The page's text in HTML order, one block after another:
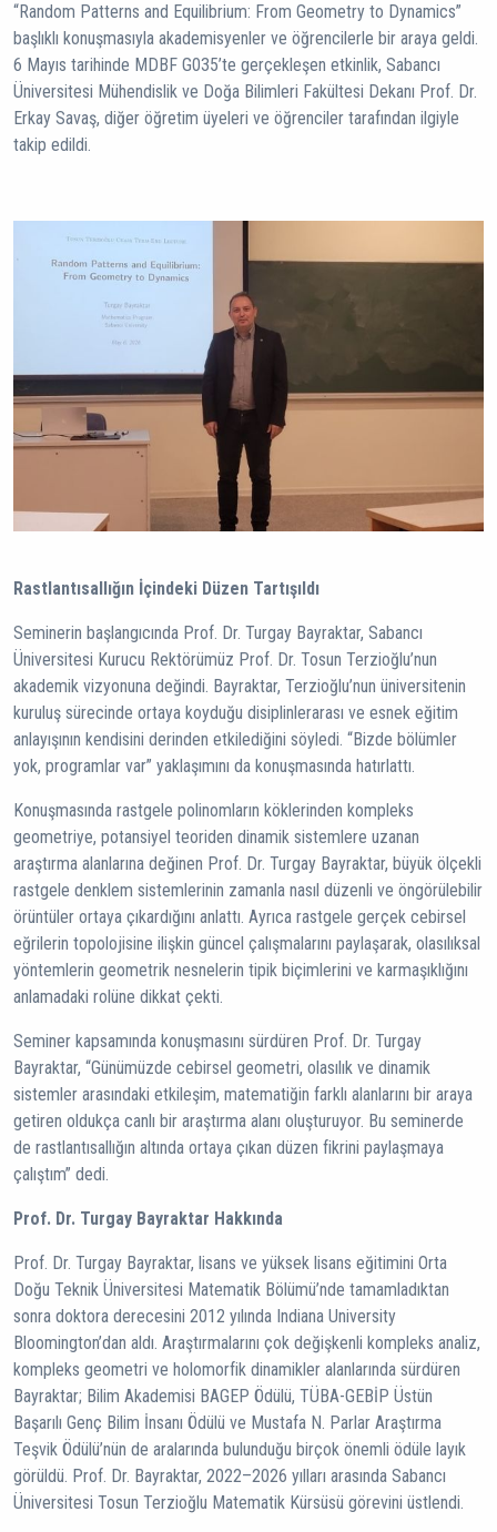
“Random Patterns and Equilibrium: From Geometry to Dynamics”
başlıklı konuşmasıyla akademisyenler ve öğrencilerle bir araya geldi.
6 Mayıs tarihinde MDBF G035’te gerçekleşen etkinlik, Sabancı
Üniversitesi Mühendislik ve Doğa Bilimleri Fakültesi Dekanı Prof. Dr.
Erkay Savaş, diğer öğretim üyeleri ve öğrenciler tarafından ilgiyle
takip edildi.
Rastlantısallığın İçindeki Düzen Tartışıldı
Seminerin başlangıcında Prof. Dr. Turgay Bayraktar, Sabancı
Üniversitesi Kurucu Rektörümüz Prof. Dr. Tosun Terzioğlu’nun
akademik vizyonuna değindi. Bayraktar, Terzioğlu’nun üniversitenin
kuruluş sürecinde ortaya koyduğu disiplinlerarası ve esnek eğitim
anlayışının kendisini derinden etkilediğini söyledi. “Bizde bölümler
yok, programlar var” yaklaşımını da konuşmasında hatırlattı.
Konuşmasında rastgele polinomların köklerinden kompleks
geometriye, potansiyel teoriden dinamik sistemlere uzanan
araştırma alanlarına değinen Prof. Dr. Turgay Bayraktar, büyük ölçekli
rastgele denklem sistemlerinin zamanla nasıl düzenli ve öngörülebilir
örüntüler ortaya çıkardığını anlattı. Ayrıca rastgele gerçek cebirsel
eğrilerin topolojisine ilişkin güncel çalışmalarını paylaşarak, olasılıksal
yöntemlerin geometrik nesnelerin tipik biçimlerini ve karmaşıklığını
anlamadaki rolüne dikkat çekti.
Seminer kapsamında konuşmasını sürdüren Prof. Dr. Turgay
Bayraktar, “Günümüzde cebirsel geometri, olasılık ve dinamik
sistemler arasındaki etkileşim, matematiğin farklı alanlarını bir araya
getiren oldukça canlı bir araştırma alanı oluşturuyor. Bu seminerde
de rastlantısallığın altında ortaya çıkan düzen fikrini paylaşmaya
çalıştım” dedi.
Prof. Dr. Turgay Bayraktar Hakkında
Prof. Dr. Turgay Bayraktar, lisans ve yüksek lisans eğitimini Orta
Doğu Teknik Üniversitesi Matematik Bölümü’nde tamamladıktan
sonra doktora derecesini 2012 yılında Indiana University
Bloomington’dan aldı. Araştırmalarını çok değişkenli kompleks analiz,
kompleks geometri ve holomorfik dinamikler alanlarında sürdüren
Bayraktar; Bilim Akademisi BAGEP Ödülü, TÜBA-GEBİP Üstün
Başarılı Genç Bilim İnsanı Ödülü ve Mustafa N. Parlar Araştırma
Teşvik Ödülü’nün de aralarında bulunduğu birçok önemli ödüle layık
görüldü. Prof. Dr. Bayraktar, 2022–2026 yılları arasında Sabancı
Üniversitesi Tosun Terzioğlu Matematik Kürsüsü görevini üstlendi.